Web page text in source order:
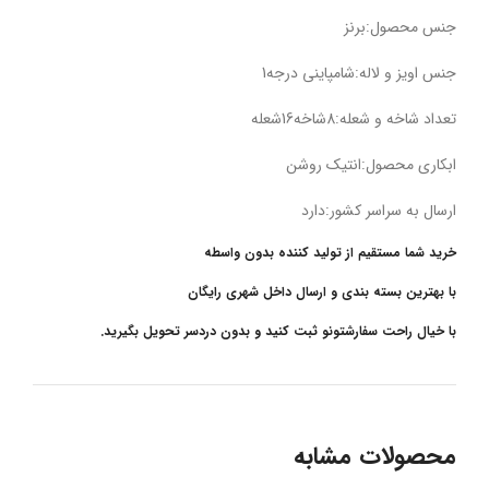
جنس محصول:برنز
جنس اویز و لاله:شامپاینی درجه1
تعداد شاخه و شعله:8شاخه16شعله
ابکاری محصول:انتیک روشن
ارسال به سراسر کشور:دارد
خرید شما مستقیم از تولید کننده بدون واسطه
با بهترین بسته بندی و ارسال داخل شهری رایگان
با خیال راحت سفارشتونو ثبت کنید و بدون دردسر تحویل بگیرید.
محصولات مشابه